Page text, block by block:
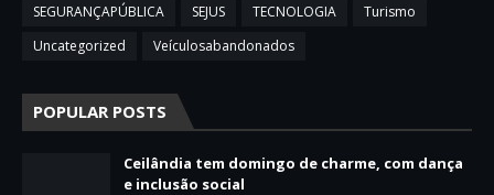
SEGURANÇAPÚBLICA
SEJUS TECNOLOGIA
Turismo
Uncategorized
Veículosabandonados
POPULAR POSTS
Ceilândia tem domingo de charme, com dança
e inclusão social